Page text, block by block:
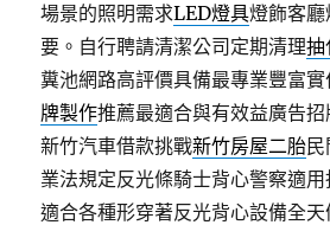
場景的照明需求LED燈具燈飾客
要。自行聘請清潔公司定期清理抽
糞池網路高評價具備最專業豐富實
牌製作推薦最適合與有效益廣告
新竹汽車借款挑戰新竹房屋二胎
業法規定反光條騎士背心警察適用
適合各種形穿著反光背心設備全